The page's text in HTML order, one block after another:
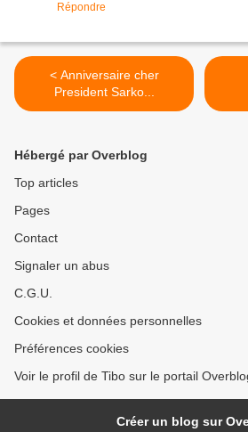
Répondre
< Anniversaire cher
President Sarko...
Hébergé par Overblog
Top articles
Pages
Contact
Signaler un abus
C.G.U.
Cookies et données personnelles
Préférences cookies
Voir le profil de Tibo sur le portail
Créer un blog sur